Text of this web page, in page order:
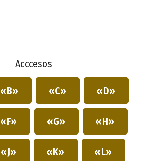
Acccesos
«B» «C» «D»
«F» «G» «H»
«J» «K» «L»